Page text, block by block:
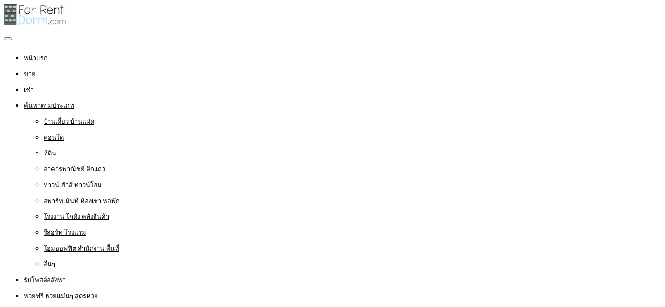
หน้าแรก
ขาย
เช่า
ค้นหาตามประเภท
บ้านเดี่ยว บ้านแฝด
คอนโด
ที่ดิน
อาคารพาณิชย์ ตึกแถว
ทาวน์เฮ้าส์ ทาวน์โฮม
อพาร์ทเม้นท์ ห้องเช่า หอพัก
โรงงาน โกดัง คลังสินค้า
รีสอร์ท โรงแรม
โฮมออฟฟิต สำนักงาน พื้นที่
อื่นๆ
รับโพสต์อสังหา
หวยฟรี หวยแม่นๆ สูตรหวย